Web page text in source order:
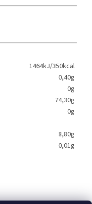
1464kJ/350kcal
0,40g
0g
74,30g
0g
8,80g
0,01g